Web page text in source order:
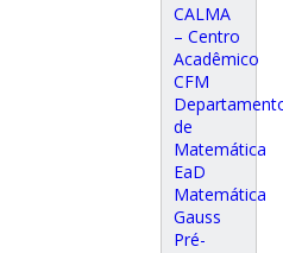
CALMA
– Centro
Acadêmico
CFM
de
Matemática
EaD
Matemática
Gauss
Pré-